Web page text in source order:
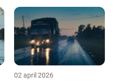
02 april 2026